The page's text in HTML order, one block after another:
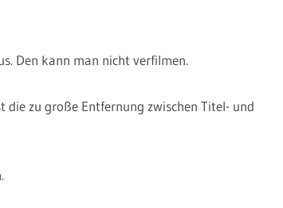
Den kann man nicht verfilmen.
zu große Entfernung zwischen Titel- und